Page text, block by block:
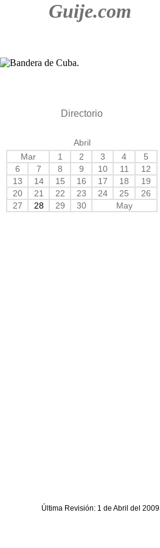
Guije.com
Directorio
Abril
Mar
1 2 3 4
5
6
7 8 9 10 11
12
13
14 15 16 17 18
19
20
21 22 23 24 25
26
27
28 29 30 May
Última Revisión: 1 de Abril del 2009